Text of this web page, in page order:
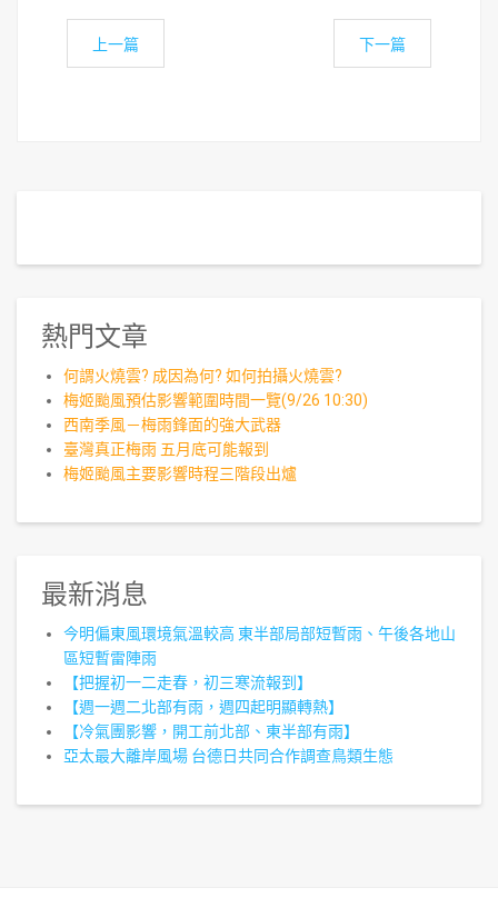
上一篇 下一篇
熱門文章
何謂火燒雲? 成因為何? 如何拍攝火燒雲?
梅姬颱風預估影響範圍時間一覽(9/26 10:30)
西南季風－梅雨鋒面的強大武器
臺灣真正梅雨 五月底可能報到
梅姬颱風主要影響時程三階段出爐
最新消息
今明偏東風環境氣溫較高 東半部局部短暫雨、午後各地山
區短暫雷陣雨
【把握初一二走春，初三寒流報到】
【週一週二北部有雨，週四起明顯轉熱】
【冷氣團影響，開工前北部、東半部有雨】
亞太最大離岸風場 台德日共同合作調查鳥類生態